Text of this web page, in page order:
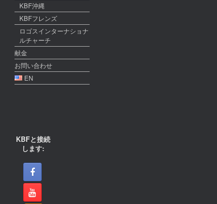
KBF沖縄
KBFフレンズ
ロゴスインターナショナ
ルチャーチ
献金
お問い合わせ
EN
KBFと接続
します: